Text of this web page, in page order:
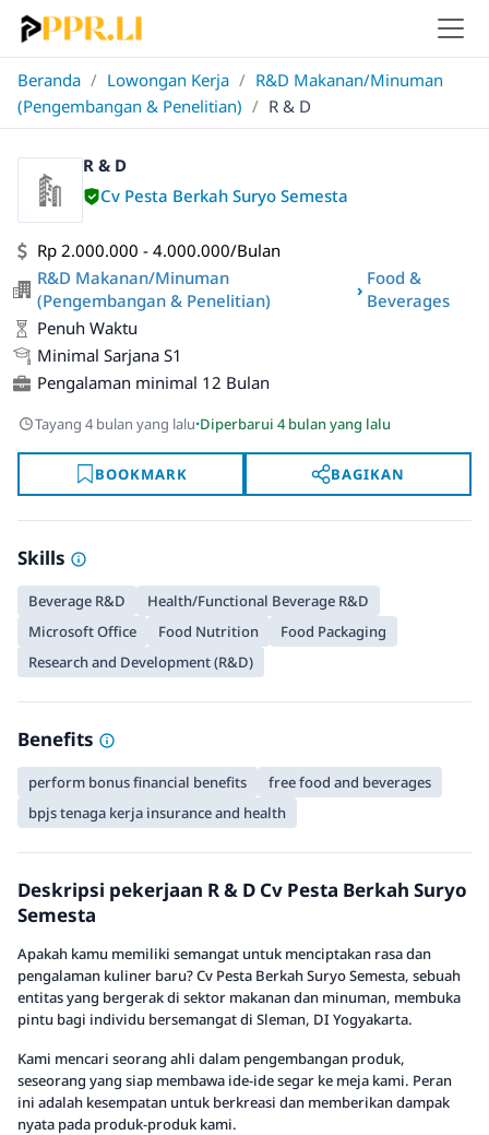
Beranda / Lowongan Kerja / R&D Makanan/Minuman
(Pengembangan & Penelitian) / R & D
R & D
Cv Pesta Berkah Suryo Semesta
Rp 2.000.000 - 4.000.000/Bulan
R&D Makanan/Minuman
(Pengembangan & Penelitian)
›
Food &
Beverages
Penuh Waktu
Minimal Sarjana S1
Pengalaman minimal 12 Bulan
Tayang 4 bulan yang lalu·Diperbarui 4 bulan yang lalu
BOOKMARK BAGIKAN
Skills
Beverage R&D
Health/Functional Beverage R&D
Microsoft Office
Food Nutrition
Food Packaging
Research and Development (R&D)
Benefits
perform bonus financial benefits
free food and beverages
bpjs tenaga kerja insurance and health
Deskripsi pekerjaan R & D Cv Pesta Berkah Suryo
Semesta
Apakah kamu memiliki semangat untuk menciptakan rasa dan
pengalaman kuliner baru? Cv Pesta Berkah Suryo Semesta, sebuah
entitas yang bergerak di sektor makanan dan minuman, membuka
pintu bagi individu bersemangat di Sleman, DI Yogyakarta.
Kami mencari seorang ahli dalam pengembangan produk,
seseorang yang siap membawa ide-ide segar ke meja kami. Peran
ini adalah kesempatan untuk berkreasi dan memberikan dampak
nyata pada produk-produk kami.